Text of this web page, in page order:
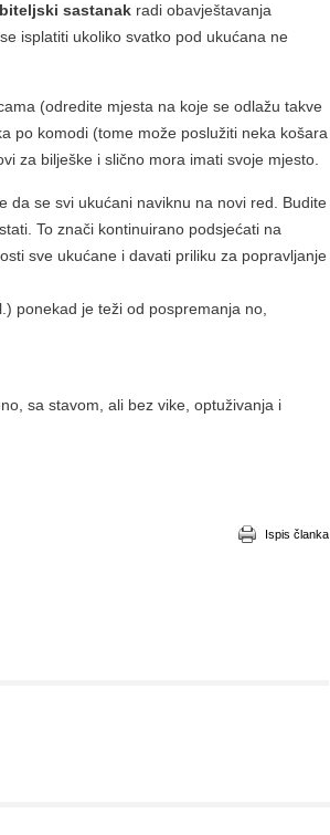
sastanak radi obavještavanja
isplatiti ukoliko svatko pod ukućana ne
(odredite mjesta na koje se odlažu takve
po komodi (tome može poslužiti neka košara
za bilješke i slično mora imati svoje mjesto.
da se svi ukućani naviknu na novi red. Budite
To znači kontinuirano podsjećati na
sve ukućane i davati priliku za popravljanje
ponekad je teži od pospremanja no,
sa stavom, ali bez vike, optuživanja i
Ispis članka